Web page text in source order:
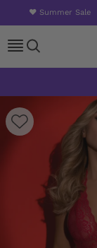
content
❤️ Summer Sale